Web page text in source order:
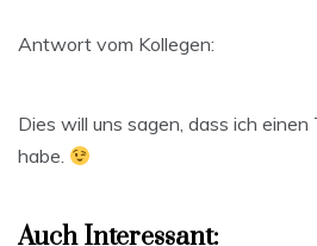
Antwort vom Kollegen:
Dies will uns sagen, dass ich
habe.
Auch Interessant: